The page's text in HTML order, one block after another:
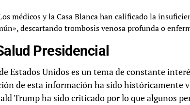
médicos y la Casa Blanca han calificado la
descartando trombosis venosa profunda o
Presidencial
Estados Unidos es un tema de constante
de esta información ha sido históricamente
Trump ha sido criticado por lo que algunos